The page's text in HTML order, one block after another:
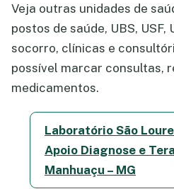
Veja outras unidades de
postos de saúde, UBS, USF,
socorro, clínicas e
possível marcar consultas,
medicamentos.
Laboratório São
Apoio Diagnose e
Manhuaçu – MG